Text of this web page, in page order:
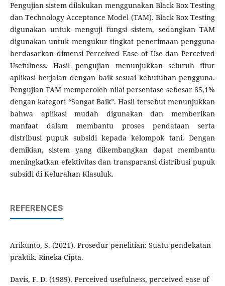
Pengujian sistem dilakukan menggunakan Black Box Testing
dan Technology Acceptance Model (TAM). Black Box Testing
digunakan untuk menguji fungsi sistem, sedangkan TAM
digunakan untuk mengukur tingkat penerimaan pengguna
berdasarkan dimensi Perceived Ease of Use dan Perceived
Usefulness. Hasil pengujian menunjukkan seluruh fitur
aplikasi berjalan dengan baik sesuai kebutuhan pengguna.
Pengujian TAM memperoleh nilai persentase sebesar 85,1%
dengan kategori “Sangat Baik”. Hasil tersebut menunjukkan
bahwa aplikasi mudah digunakan dan memberikan
manfaat dalam membantu proses pendataan serta
distribusi pupuk subsidi kepada kelompok tani. Dengan
demikian, sistem yang dikembangkan dapat membantu
meningkatkan efektivitas dan transparansi distribusi pupuk
subsidi di Kelurahan Klasuluk.
REFERENCES
Arikunto, S. (2021). Prosedur penelitian: Suatu pendekatan
praktik. Rineka Cipta.
Davis, F. D. (1989). Perceived usefulness, perceived ease of